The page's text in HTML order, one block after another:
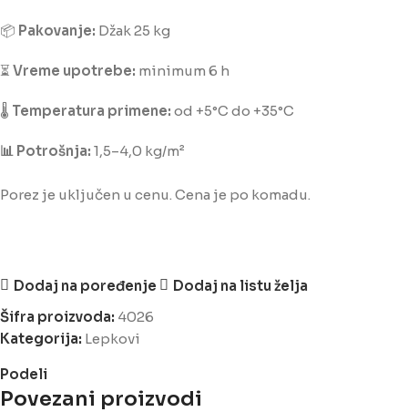
📦 Pakovanje: Džak 25 kg
⏳ Vreme upotrebe: minimum 6 h
🌡️ Temperatura primene: od +5°C do +35°C
📊 Potrošnja: 1,5–4,0 kg/m²
Porez je uključen u cenu. Cena je po komadu.
Dodaj na poređenje
Dodaj na listu želja
Šifra proizvoda: 4026
Kategorija: Lepkovi
Podeli
Povezani proizvodi